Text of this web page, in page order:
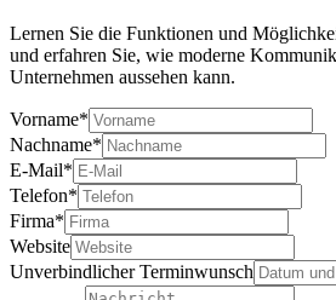
Lernen Sie die Funktionen und
und erfahren Sie, wie moderne
Unternehmen aussehen kann.
Vorname*
Nachname*
E-Mail*
Telefon*
Firma*
Website
Unverbindlicher Terminwunsch